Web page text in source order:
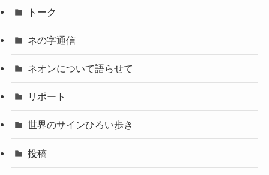
トーク
ネの字通信
ネオンについて語らせて
リポート
世界のサインひろい歩き
投稿